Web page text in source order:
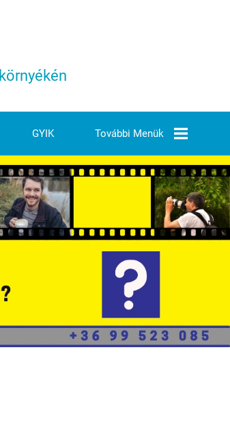
GYIK További Menük
Árjegyzék
Elérhetőségeink
Ezek Vagyunk Mi
Épületgépészeti
Kivitelezések